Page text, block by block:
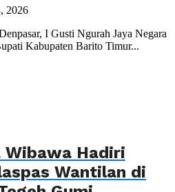
2026
I Gusti Ngurah Jaya Negara
Kabupaten Barito Timur...
Wibawa Hadiri
Wantilan di